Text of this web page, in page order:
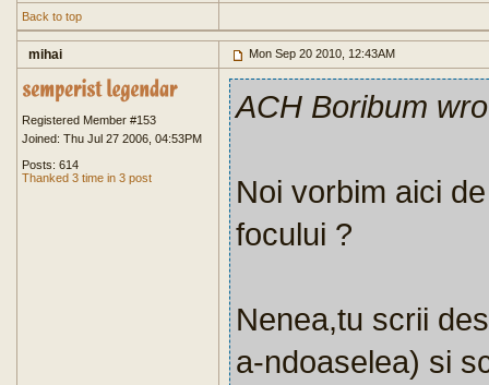
Back to top
mihai Mon Sep 20 2010, 12:43AM
Registered Member #153
Joined: Thu Jul 27 2006, 04:53PM
Posts: 614
Thanked 3 time in 3 post
ACH Boribum
Noi vorbim aici
focului ?
Nenea,tu scrii
a-ndoaselea) si